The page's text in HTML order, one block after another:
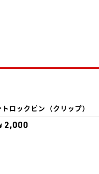
ロックピン（クリップ）
2,000